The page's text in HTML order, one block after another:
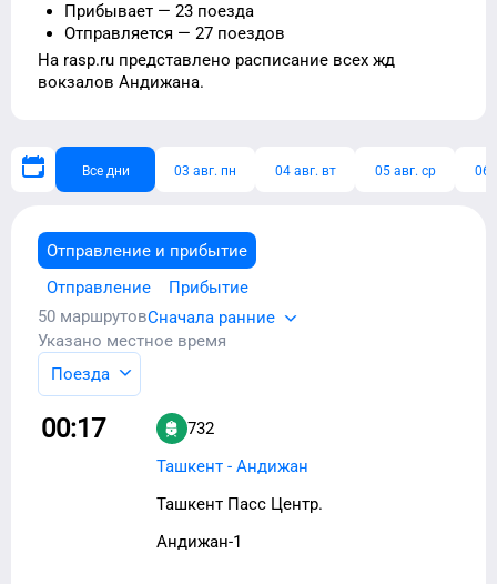
Прибывает — 23 поезда
Отправляется — 27 поездов
На rasp.ru представлено расписание всех жд
вокзалов Андижана.
Все дни 03 авг. пн 04 авг. вт 05 авг. ср 06
Отправление и прибытие
Отправление
Прибытие
50 маршрутовСначала ранние
Указано местное время
Поезда
00:17
732
Ташкент - Андижан
Ташкент Пасс Центр.
Андижан-1